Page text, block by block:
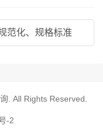
范化、规格标准
. All Rights Reserved.
-2